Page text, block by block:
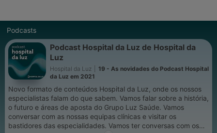
Podcasts
Podcast Hospital da Luz de Hospital da
Luz
Hospital da Luz
19 - As novidades do Podcast Hospital
da Luz em 2021
Novo formato de conteúdos Hospital da Luz, onde os nossos
especialistas falam do que sabem. Vamos falar sobre a história,
o futuro e áreas de aposta do Grupo Luz Saúde. Vamos
conversar com as nossas equipas clínicas e visitar os
bastidores das especialidades. Vamos ter conversas com os